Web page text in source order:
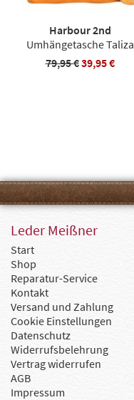
Harbour 2nd
Umhängetasche Taliza
79,95 €39,95 €
Leder Meißner
Start
Shop
Reparatur-Service
Kontakt
Versand und Zahlung
Cookie Einstellungen
Datenschutz
Widerrufsbelehrung
Vertrag widerrufen
AGB
Impressum